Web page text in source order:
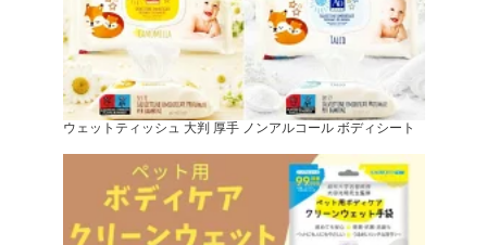
ウェットティッシュ 大判 厚手 ノンアルコール ボディシート